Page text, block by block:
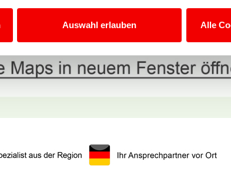
Auswahl erlauben Alle